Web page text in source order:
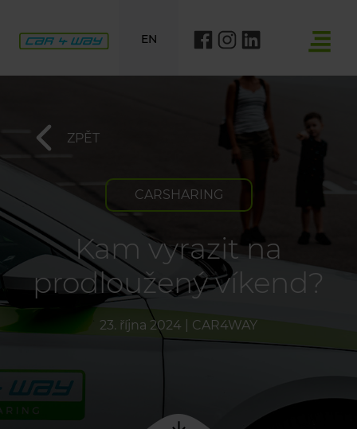
EN
ZPĚT
CARSHARING
Kam vyrazit na
prodloužený víkend?
23. října 2024 CAR4WAY